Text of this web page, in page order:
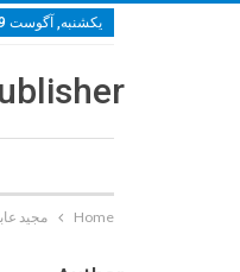
یکشنبه, آگوست 9, 2026
Home مجید